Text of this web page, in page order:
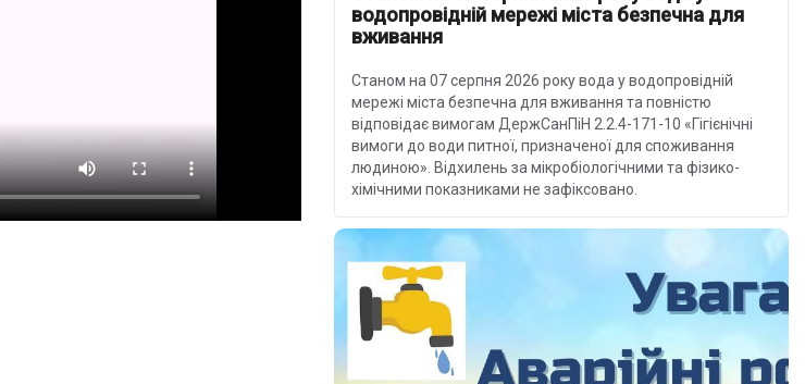
водопровідній мережі міста безпечна для
вживання
Станом на 07 серпня 2026 року вода у водопровідній
мережі міста безпечна для вживання та повністю
відповідає вимогам ДержСанПіН 2.2.4-171-10 «Гігієнічні
вимоги до води питної, призначеної для споживання
людиною». Відхилень за мікробіологічними та фізико-
хімічними показниками не зафіксовано.